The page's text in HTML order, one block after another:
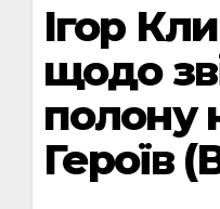
Ігор
щодо
полону
Героїв